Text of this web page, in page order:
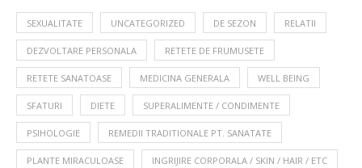
SEXUALITATE UNCATEGORIZED DE SEZON RELATII
DEZVOLTARE PERSONALA RETETE DE FRUMUSETE
RETETE SANATOASE MEDICINA GENERALA WELL BEING
SFATURI DIETE SUPERALIMENTE / CONDIMENTE
PSIHOLOGIE REMEDII TRADITIONALE PT. SANATATE
PLANTE MIRACULOASE INGRIJIRE CORPORALA / SKIN / HAIR / ETC